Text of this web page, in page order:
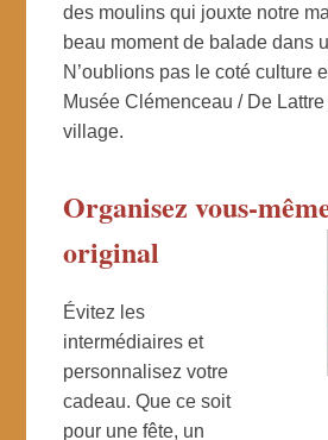
des moulins qui jouxte notre
beau moment de balade dans
N’oublions pas le coté culture
Musée Clémenceau / De
village.
Organisez vous-
original
Évitez les
intermédiaires et
personnalisez votre
cadeau. Que ce soit
pour une fête, un